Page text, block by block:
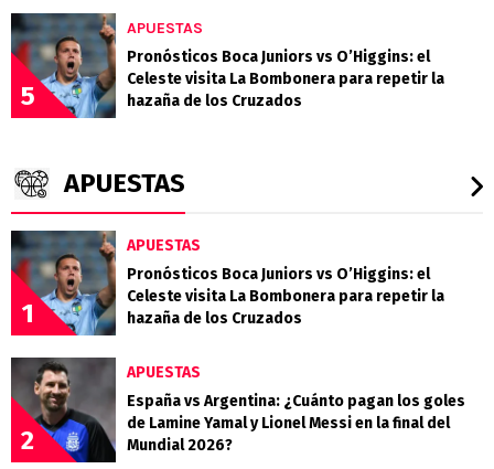
5
APUESTAS
Pronósticos Boca Juniors vs O’Higgins: el
Celeste visita La Bombonera para repetir la
hazaña de los Cruzados
APUESTAS
1
APUESTAS
Pronósticos Boca Juniors vs O’Higgins: el
Celeste visita La Bombonera para repetir la
hazaña de los Cruzados
2
APUESTAS
España vs Argentina: ¿Cuánto pagan los goles
de Lamine Yamal y Lionel Messi en la final del
Mundial 2026?